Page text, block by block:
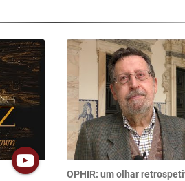
OPHIR: um olhar